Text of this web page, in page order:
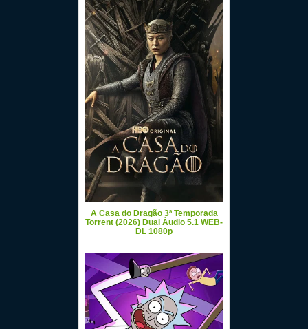
A Casa do Dragão 3ª Temporada
Torrent (2026) Dual Áudio 5.1 WEB-
DL 1080p